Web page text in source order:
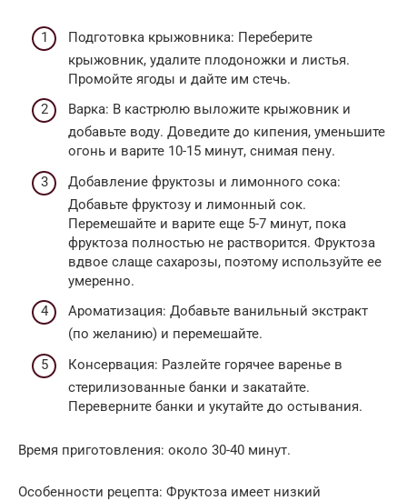
Подготовка крыжовника: Переберите
крыжовник, удалите плодоножки и листья.
Промойте ягоды и дайте им стечь.
Варка: В кастрюлю выложите крыжовник и
добавьте воду. Доведите до кипения, уменьшите
огонь и варите 10-15 минут, снимая пену.
Добавление фруктозы и лимонного сока:
Добавьте фруктозу и лимонный сок.
Перемешайте и варите еще 5-7 минут, пока
фруктоза полностью не растворится. Фруктоза
вдвое слаще сахарозы, поэтому используйте ее
умеренно.
Ароматизация: Добавьте ванильный экстракт
(по желанию) и перемешайте.
Консервация: Разлейте горячее варенье в
стерилизованные банки и закатайте.
Переверните банки и укутайте до остывания.
Время приготовления: около 30-40 минут.
Особенности рецепта: Фруктоза имеет низкий